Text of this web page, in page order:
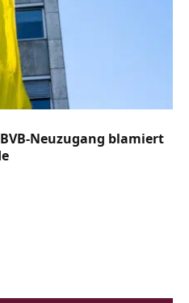
Neuzugang blamiert